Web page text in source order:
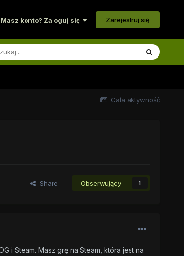
Masz konto? Zaloguj się Zarejestruj się
Cała aktywność
Share Obserwujący 1
i Steam. Masz grę na Steam, która jest na